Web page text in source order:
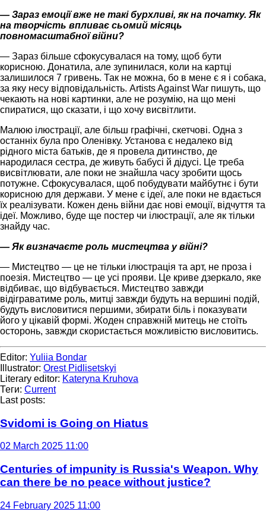
— Зараз емоції вже не такі бурхливі, як на початку. Як
на творчість впливає сьомий місяць
повномасштабної війни?
— Зараз більше сфокусувалася на тому, щоб бути
корисною. Донатила, але зупинилася, коли на картці
залишилося 7 гривень. Так не можна, бо в мене є я і собака,
за яку несу відповідальність. Artists Against War пишуть, що
чекають на нові картинки, але не розумію, на що мені
спиратися, що сказати, і що хочу висвітлити.
Малюю ілюстрації, але більш графічні, скетчові. Одна з
останніх була про Оленівку. Установа є недалеко від
рідного міста батьків, де я провела дитинство, де
народилася сестра, де живуть бабусі й дідусі. Це треба
висвітлювати, але поки не знайшла часу зробити щось
потужне. Сфокусувалася, щоб побудувати майбутнє і бути
корисною для держави. У мене є ідеї, але поки не вдається
їх реалізувати. Кожен день війни дає нові емоції, відчуття та
ідеї. Можливо, буде ще постер чи ілюстрації, але як тільки
знайду час.
— Як визначаєте роль мистецтва у війні?
— Мистецтво — це не тільки ілюстрація та арт, не проза і
поезія. Мистецтво — це усі прояви. Це криве дзеркало, яке
відбиває, що відбувається. Мистецтво завжди
відіграватиме роль, митці завжди будуть на вершині подій,
будуть висловитися першими, збирати біль і показувати
його у цікавій формі. Жоден справжній митець не стоїть
осторонь, завжди скористається можливістю висловитись.
Editor: Yuliia Bondar
Illustrator: Orest Pidlisetskyi
Literary editor: Kateryna Kruhova
Теги: Current
Last posts:
Svidomi is Going on Hiatus
02 March 2025 11:00
Centuries of impunity is Russia's Weapon. Why
can there be no peace without justice?
24 February 2025 11:00